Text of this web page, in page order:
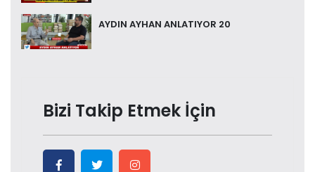
AYDIN AYHAN ANLATIYOR 20
Bizi Takip Etmek İçin